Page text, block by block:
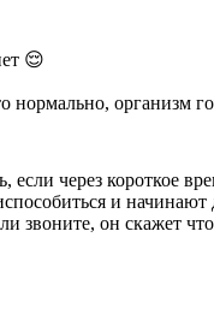
😌
организм
через короткое
и
звоните, он скажет что